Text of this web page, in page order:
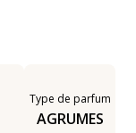
Type de parfum
AGRUMES